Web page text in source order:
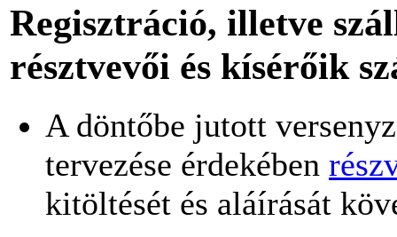
Regisztráció, illetve
résztvevői és kísérőik
A döntőbe jutott
tervezése érdekében
kitöltését és aláírását